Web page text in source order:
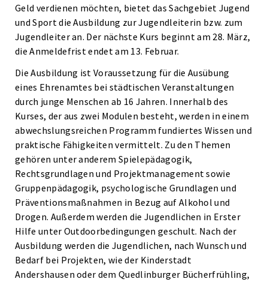
Geld verdienen möchten, bietet das Sachgebiet Jugend
und Sport die Ausbildung zur Jugendleiterin bzw. zum
Jugendleiter an. Der nächste Kurs beginnt am 28. März,
die Anmeldefrist endet am 13. Februar.
Die Ausbildung ist Voraussetzung für die Ausübung
eines Ehrenamtes bei städtischen Veranstaltungen
durch junge Menschen ab 16 Jahren. Innerhalb des
Kurses, der aus zwei Modulen besteht, werden in einem
abwechslungsreichen Programm fundiertes Wissen und
praktische Fähigkeiten vermittelt. Zu den Themen
gehören unter anderem Spielepädagogik,
Rechtsgrundlagen und Pro­jektmanagement sowie
Gruppenpädagogik, psychologische Grundlagen und
Präventionsmaßnahmen in Bezug auf Alkohol und
Drogen. Außerdem werden die Jugendlichen in Erster
Hilfe unter Outdoorbedin­gun­gen geschult. Nach der
Ausbildung werden die Jugendlichen, nach Wunsch und
Bedarf bei Projekten, wie der Kinderstadt
Andershausen oder dem Quedlinburger Bücherfrühling,